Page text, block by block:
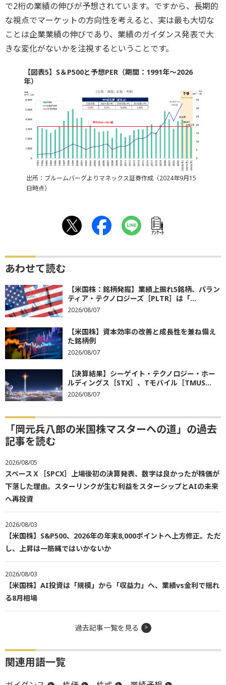
で2桁の業績の伸びが予想されています。ですから、長期的
な視点でマーケットの方向性を考えると、実は最も大切な
ことは企業業績の伸びであり、業績のガイダンス発表で大
きな変化がないかを注視するということです。
【図表5】S＆P500と予想PER（期間：1991年～2026
年）
出所：ブルームバーグよりマネックス証券作成（2024年9月15
日時点）
ｱﾝｹｰﾄ
あわせて読む
【米国株：銘柄発掘】業績上振れ5銘柄、パラン
ティア・テクノロジーズ［PLTR］は「...
2026/08/07
【米国株】資本効率の改善と成長性を兼ね備え
た銘柄例
2026/08/07
【決算結果】シーゲイト・テクノロジー・ホー
ルディングス［STX］、Tモバイル［TMUS...
2026/08/07
「岡元兵八郎の米国株マスターへの道」の過去
記事を読む
2026/08/05
スペースＸ［SPCX］上場後初の決算発表、数字は良かったが株価が
下落した理由。スターリンクが生む利益をスターシップとAIの未来
へ再投資
2026/08/03
【米国株】S&P500、2026年の年末8,000ポイントへ上方修正。ただ
し、上昇は一筋縄ではいかないか
2026/08/03
【米国株】AI投資は「規模」から「収益力」へ、業績vs金利で揺れ
る8月相場
過去記事一覧を見る
関連用語一覧